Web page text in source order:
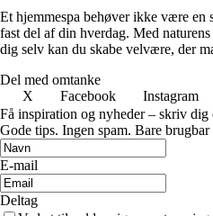
Et hjemmespa behøver ikke være en
fast del af din hverdag. Med
dig selv kan du skabe velvære, der
Del med omtanke
X
Facebook Instagram
Få inspiration og nyheder – skriv dig
Gode tips. Ingen spam. Bare
E-mail
Deltag